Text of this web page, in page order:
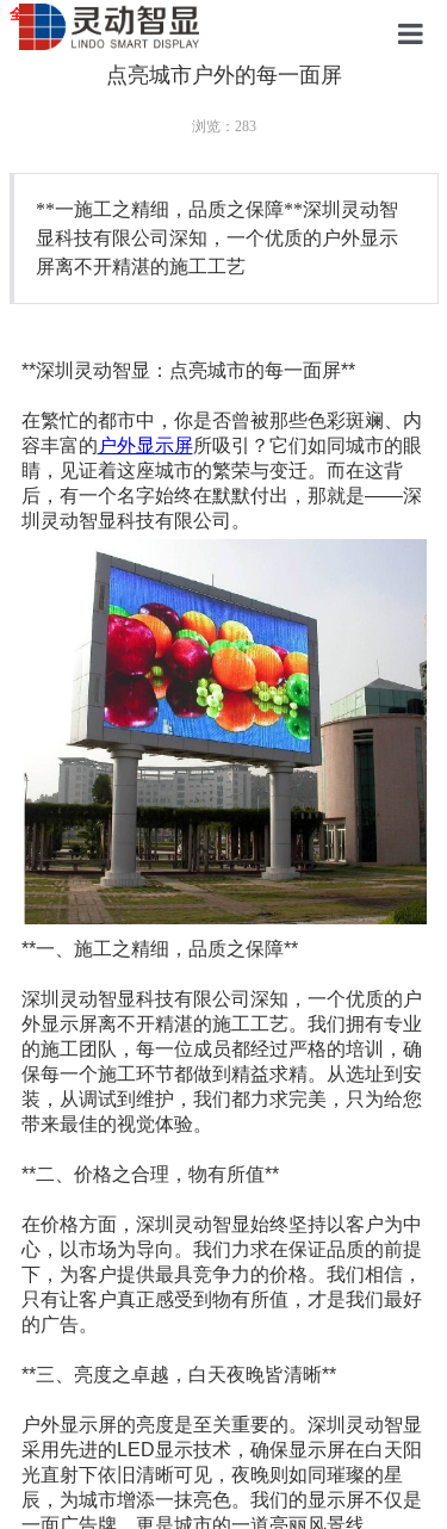
全国服务站点
LED显示屏
液晶拼接屏
广告触摸屏
会议一体机
案例展示
服务中心
透明LED显示屏
点亮城市户外的每一面屏
浏览： 283
**一施工之精细，品质之保障**深圳灵动智
显科技有限公司深知，一个优质的户外显示
屏离不开精湛的施工工艺
**深圳灵动智显：点亮城市的每一面屏**
在繁忙的都市中，你是否曾被那些色彩斑斓、内
容丰富的 户外显示屏所吸引？它们如同城市的眼
睛，见证着这座城市的繁荣与变迁。而在这背
后，有一个名字始终在默默付出，那就是——深
圳灵动智显科技有限公司。
**一、施工之精细，品质之保障**
深圳灵动智显科技有限公司深知，一个优质的户
外显示屏离不开精湛的施工工艺。我们拥有专业
的施工团队，每一位成员都经过严格的培训，确
保每一个施工环节都做到精益求精。从选址到安
装，从调试到维护，我们都力求完美，只为给您
带来最佳的视觉体验。
**二、价格之合理，物有所值**
在价格方面，深圳灵动智显始终坚持以客户为中
心，以市场为导向。我们力求在保证品质的前提
下，为客户提供最具竞争力的价格。我们相信，
只有让客户真正感受到物有所值，才是我们最好
的广告。
**三、亮度之卓越，白天夜晚皆清晰**
户外显示屏的亮度是至关重要的。深圳灵动智显
采用先进的LED显示技术，确保显示屏在白天阳
光直射下依旧清晰可见，夜晚则如同璀璨的星
辰，为城市增添一抹亮色。我们的显示屏不仅是
一面广告牌，更是城市的一道亮丽风景线。